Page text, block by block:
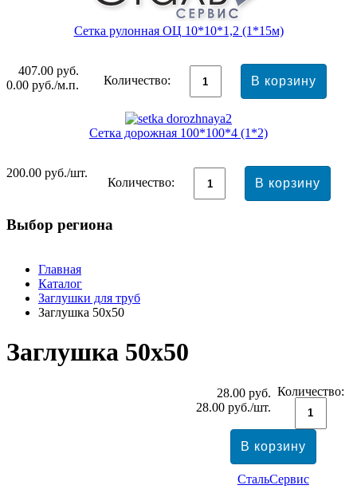
Сетка рулонная ОЦ 10*10*1,2 (1*15м)
407.00 руб.
0.00 руб./м.п. Количество:
Сетка дорожная 100*100*4 (1*2)
200.00 руб./шт.
Количество:
Выбор региона
Главная
Каталог
Заглушки для труб
Заглушка 50x50
Заглушка 50x50
28.00 руб.
28.00 руб./шт.
Количество:
СтальСервис